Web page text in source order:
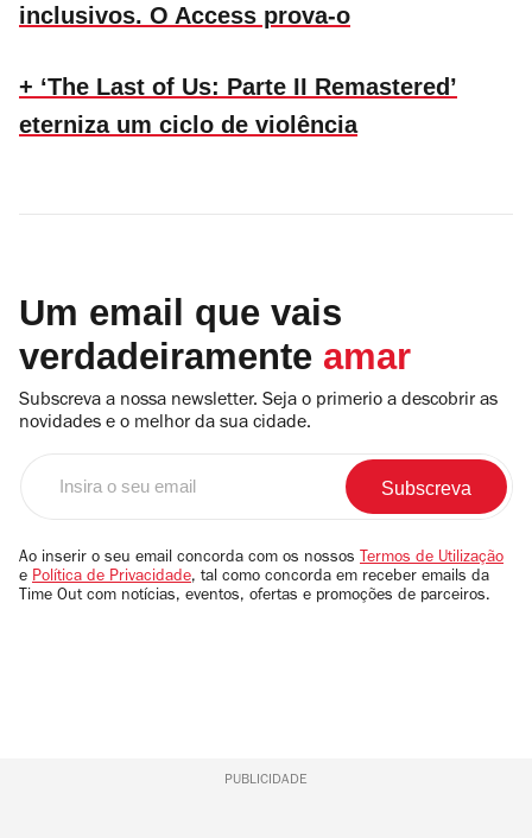
inclusivos. O Access prova-o
+ ‘The Last of Us: Parte II Remastered’
eterniza um ciclo de violência
Um email que vais
verdadeiramente amar
Subscreva a nossa newsletter. Seja o primerio a descobrir as
novidades e o melhor da sua cidade.
email
Ao inserir o seu email concorda com os nossos Termos de Utilização
e Política de Privacidade, tal como concorda em receber emails da
Time Out com notícias, eventos, ofertas e promoções de parceiros.
PUBLICIDADE